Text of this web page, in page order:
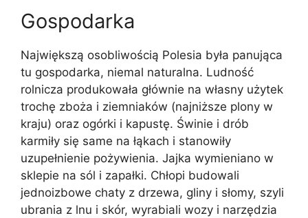
Gospodarka
Największą osobliwością Polesia była panująca
tu gospodarka, niemal naturalna. Ludność
rolnicza produkowała głównie na własny użytek
trochę zboża i ziemniaków (najniższe plony w
kraju) oraz ogórki i kapustę. Świnie i drób
karmiły się same na łąkach i stanowiły
uzupełnienie pożywienia. Jajka wymieniano w
sklepie na sól i zapałki. Chłopi budowali
jednoizbowe chaty z drzewa, gliny i słomy, szyli
ubrania z lnu i skór, wyrabiali wozy i narzędzia